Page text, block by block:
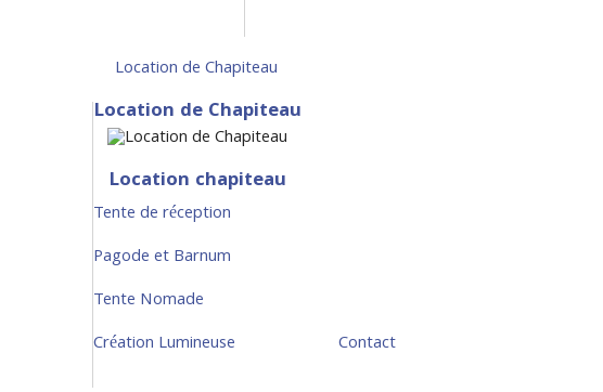
Location de Chapiteau
Location de Chapiteau
Location chapiteau
Tente de réception
Pagode et Barnum
Tente Nomade
Création Lumineuse
Contact